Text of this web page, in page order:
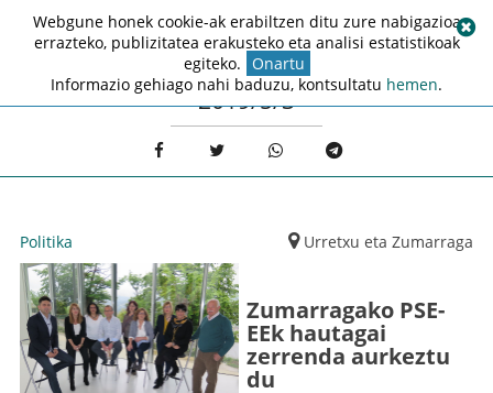
2019/5/3
Politika Urretxu eta Zumarraga
Zumarragako PSE-
EEk hautagai
zerrenda aurkeztu
du
Webgune honek cookie-ak erabiltzen ditu zure nabigazioa
errazteko, publizitatea erakusteko eta analisi estatistikoak
egiteko. Onartu
Informazio gehiago nahi baduzu, kontsultatu hemen.